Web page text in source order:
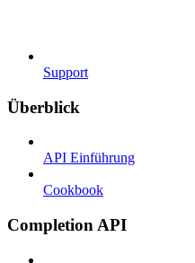
Support
Überblick
API Einführung
Cookbook
Completion API